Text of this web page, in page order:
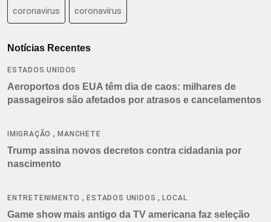
coronavirus coronavírus
Notícias Recentes
ESTADOS UNIDOS
Aeroportos dos EUA têm dia de caos: milhares de
passageiros são afetados por atrasos e cancelamentos
IMIGRAÇÃO ,MANCHETE
Trump assina novos decretos contra cidadania por
nascimento
ENTRETENIMENTO ,ESTADOS UNIDOS ,LOCAL
Game show mais antigo da TV americana faz seleção